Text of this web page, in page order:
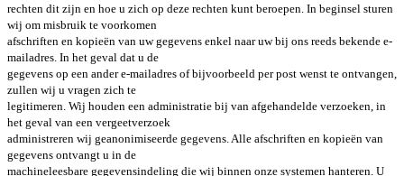
rechten dit zijn en hoe u zich op deze rechten kunt beroepen. In beginsel sturen
wij om misbruik te voorkomen
afschriften en kopieën van uw gegevens enkel naar uw bij ons reeds bekende e-
mailadres. In het geval dat u de
gegevens op een ander e-mailadres of bijvoorbeeld per post wenst te ontvangen,
zullen wij u vragen zich te
legitimeren. Wij houden een administratie bij van afgehandelde verzoeken, in
het geval van een vergeetverzoek
administreren wij geanonimiseerde gegevens. Alle afschriften en kopieën van
gegevens ontvangt u in de
machineleesbare gegevensindeling die wij binnen onze systemen hanteren. U